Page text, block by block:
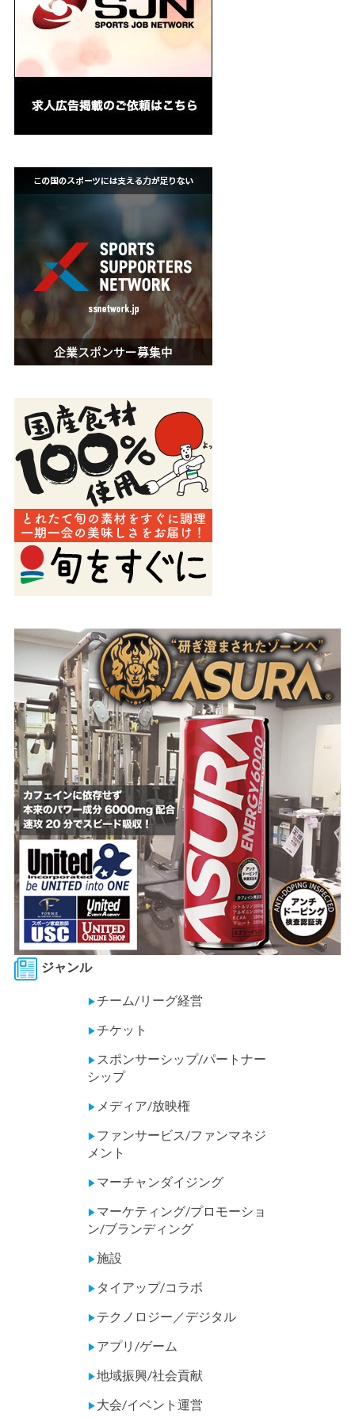
ジャンル
▶チーム/リーグ経営
▶チケット
▶ スポンサーシップ/パートナー
シップ
▶ メディア/放映権
▶ ファンサービス/ファンマネジ
メント
▶ マーチャンダイジング
▶ マーケティング/プロモーショ
ン/ブランディング
▶施設
▶ タイアップ/コラボ
▶ テクノロジー／デジタル
▶ アプリ/ゲーム
▶地域振興/社会貢献
▶ 大会/イベント運営